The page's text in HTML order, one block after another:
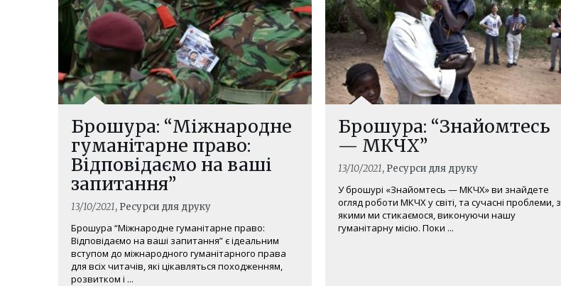
Брошура: “Міжнародне
гуманітарне право:
Відповідаємо на ваші
запитання”
13/10/2021, Ресурси для друку
Брошура “Міжнародне гуманітарне право:
Відповідаємо на ваші запитання” є ідеальним
вступом до міжнародного гуманітарного права
для всіх читачів, які цікавляться походженням,
розвитком і ...
Брошура: “Знайомтесь
— МКЧХ”
13/10/2021, Ресурси для друку
У брошурі «Знайомтесь — МКЧХ» ви знайдете
огляд роботи МКЧХ у світі, та сучасні проблеми, з
якими ми стикаємося, виконуючи нашу
гуманітарну місію. Поки ...